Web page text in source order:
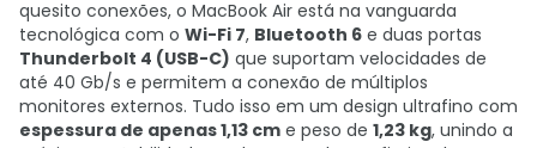
quesito conexões, o MacBook Air está na vanguarda
tecnológica com o Wi-Fi 7, Bluetooth 6 e duas portas
Thunderbolt 4 (USB-C) que suportam velocidades de
até 40 Gb/s e permitem a conexão de múltiplos
monitores externos. Tudo isso em um design ultrafino com
espessura de apenas 1,13 cm e peso de 1,23 kg, unindo a